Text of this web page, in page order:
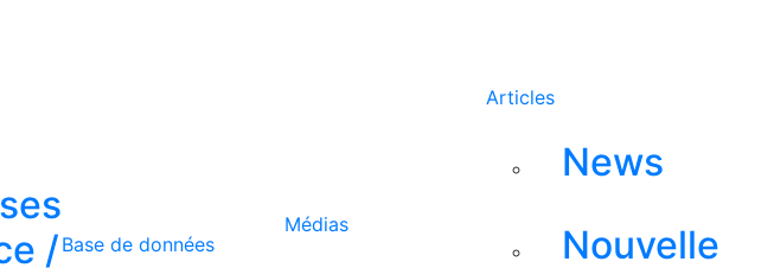
/ Base de données
Médias
Articles
News
Nouvelle